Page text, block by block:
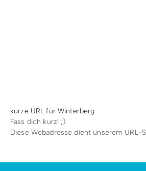
kurze URL für Winterberg
Fass dich kurz! ;)
Diese Webadresse dient unserem URL-